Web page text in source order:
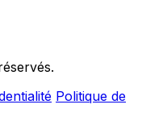
Politique de